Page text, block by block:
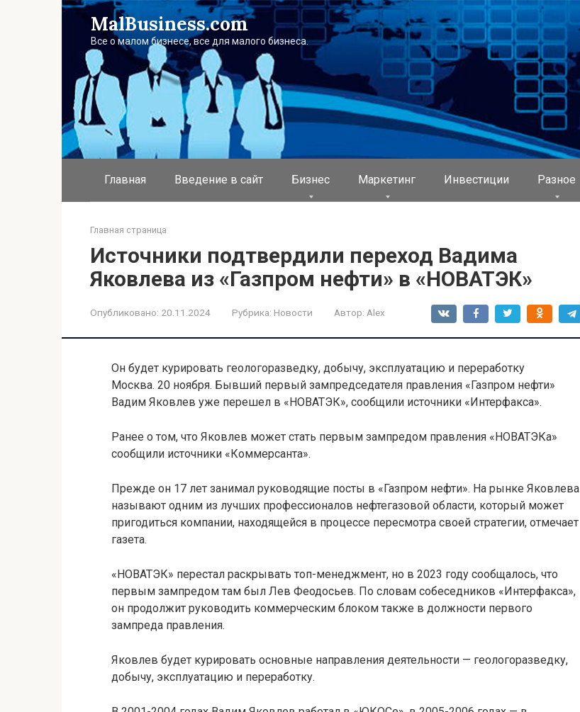
MalBusiness.com
Все о малом бизнесе, все для малого бизнеса.
Главная Введение в сайт Бизнес Маркетинг Инвестиции Разное
Главная страница
Источники подтвердили переход Вадима
Яковлева из «Газпром нефти» в «НОВАТЭК»
Опубликовано: 20.11.2024 Рубрика: Новости Автор: Alex
Он будет курировать геологоразведку, добычу, эксплуатацию и переработку
Москва. 20 ноября. Бывший первый зампредседателя правления «Газпром нефти»
Вадим Яковлев уже перешел в «НОВАТЭК», сообщили источники «Интерфакса».
Ранее о том, что Яковлев может стать первым зампредом правления «НОВАТЭКа»
сообщили источники «Коммерсанта».
Прежде он 17 лет занимал руководящие посты в «Газпром нефти». На рынке Яковлева
называют одним из лучших профессионалов нефтегазовой области, который может
пригодиться компании, находящейся в процессе пересмотра своей стратегии, отмечает
газета.
«НОВАТЭК» перестал раскрывать топ-менеджмент, но в 2023 году сообщалось, что
первым зампредом там был Лев Феодосьев. По словам собеседников «Интерфакса»,
он продолжит руководить коммерческим блоком также в должности первого
зампреда правления.
Яковлев будет курировать основные направления деятельности — геологоразведку,
добычу, эксплуатацию и переработку.